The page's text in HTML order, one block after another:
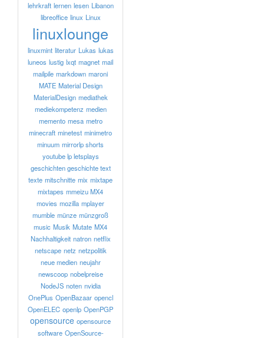
lehrkraft lernen lesen Libanon
libreoffice linux Linux
linuxlounge
linuxmint literatur Lukas lukas
luneos lustig lxqt magnet mail
mailpile markdown maroni
MATE Material Design
MaterialDesign mediathek
mediekompetenz medien
memento mesa metro
minecraft minetest minimetro
minuum mirrorlp shorts
youtube lp letsplays
geschichten geschichte text
texte mitschnitte mix mixtape
mixtapes mmeizu MX4
movies mozilla mplayer
mumble münze münzgroß
music Musik Mutate MX4
Nachhaltigkeit natron netflix
netscape netz netzpolitik
neue medien neujahr
newscoop nobelpreise
NodeJS noten nvidia
OnePlus OpenBazaar opencl
OpenELEC openlp OpenPGP
opensource opensource
software OpenSource-